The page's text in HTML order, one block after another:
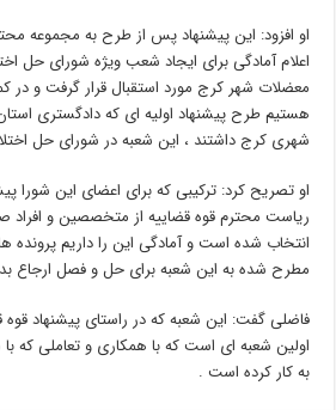
او افزود: این پیشنهاد پس از طرح به مجموعه
اعلام آمادگی برای ایجاد شعب ویژه شورای حل
معضلات شهر کرج مورد استقبال قرار گرفت و در
هستیم طرح پیشنهاد اولیه ای که دادگستری
شهری کرج داشتند ، این شعبه در شورای حل
او تصریح کرد: ترکیبی که برای اعضای این شورا
ریاست محترم قوه قضاییه از متخصصین و افراد
انتخاب شده است و آمادگی این را داریم پرونده
مطرح شده به این شعبه برای حل و فصل ارجاع
فاضلی گفت: این شعبه که در راستای پیشنهاد
اولین شعبه ای است که با همکاری و تعاملی که
به کار کرده است .